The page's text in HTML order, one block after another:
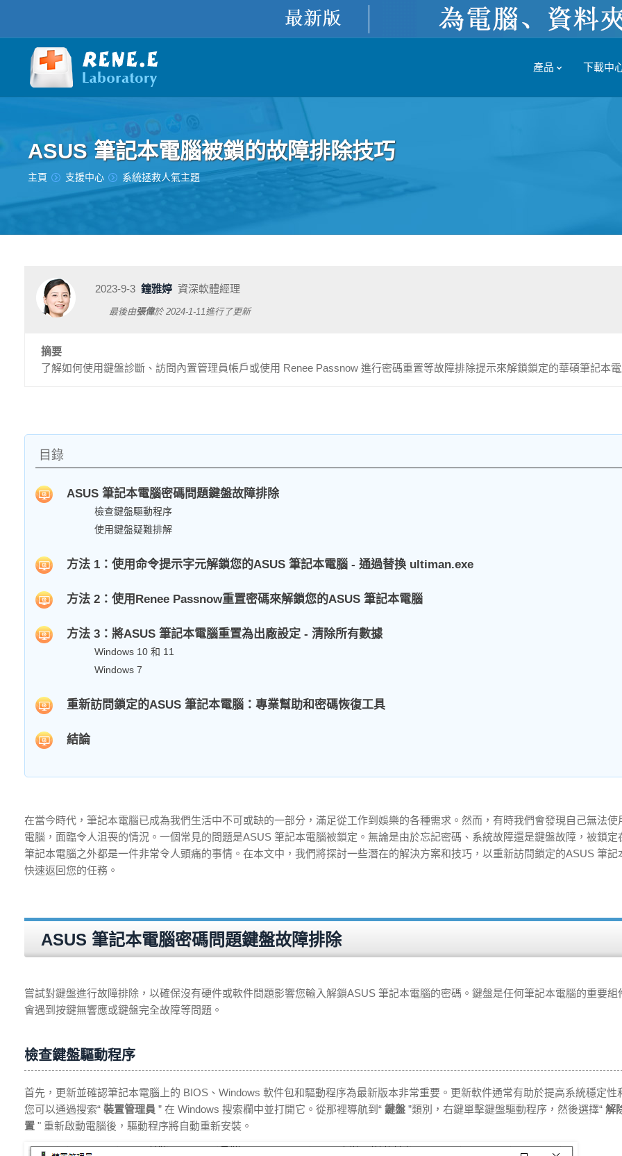
產品 下載中
ASUS 筆記本電腦被鎖的故障排除技巧
您在此处：
主頁 支援中心 系統拯救人氣主題
2023-9-3 鐘雅婷 資深軟體經理
最後由張偉於2024-1-11進行了更新
摘要
了解如何使用鍵盤診斷、訪問內置管理員帳戶或使用 Renee Passnow 進行密碼重置等故障排除提示來解鎖鎖定的華碩筆記本
目錄
ASUS 筆記本電腦密碼問題鍵盤故障排除
檢查鍵盤驅動程序
使用鍵盤疑難排解
方法 1：使用命令提示字元解鎖您的ASUS 筆記本電腦 - 通過替換 ultiman.exe
方法 2：使用Renee Passnow重置密碼來解鎖您的ASUS 筆記本電腦
方法 3：將ASUS 筆記本電腦重置為出廠設定 - 清除所有數據
Windows 10 和 11
Windows 7
重新訪問鎖定的ASUS 筆記本電腦：專業幫助和密碼恢復工具
結論
在當今時代，筆記本電腦已成為我們生活中不可或缺的一部分，滿足從工作到娛樂的各種需求。然而，有時我們會發現自己無法使
電腦，面臨令人沮喪的情況。一個常見的問題是ASUS 筆記本電腦被鎖定。無論是由於忘記密碼、系統故障還是鍵盤故障，被鎖定
筆記本電腦之外都是一件非常令人頭痛的事情。在本文中，我們將探討一些潛在的解決方案和技巧，以重新訪問鎖定的ASUS 筆記
快速返回您的任務。
ASUS 筆記本電腦密碼問題鍵盤故障排除
嘗試對鍵盤進行故障排除，以確保沒有硬件或軟件問題影響您輸入解鎖ASUS 筆記本電腦的密碼。鍵盤是任何筆記本電腦的重要組
會遇到按鍵無響應或鍵盤完全故障等問題。
檢查鍵盤驅動程序
首先，更新並確認筆記本電腦上的 BIOS、Windows 軟件包和驅動程序為最新版本非常重要。更新軟件通常有助於提高系統穩定性
您可以通過搜索“ 裝置管理員 ” 在 Windows 搜索欄中並打開它。從那裡導航到“ 鍵盤 ”類別，右鍵單擊鍵盤驅動程序，然後選擇“ 解
置 " 重新啟動電腦後，驅動程序將自動重新安裝。